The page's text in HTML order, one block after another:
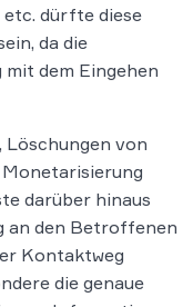
dürfte diese
da die
dem Eingehen
Löschungen von
darüber hinaus
an den Betroffenen
Kontaktweg
die genaue